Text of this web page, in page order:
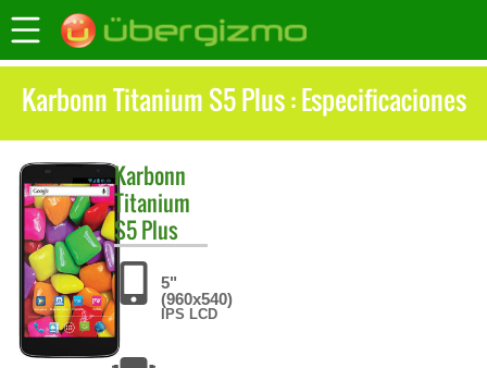
Karbonn Titanium S5 Plus : Especificaciones
Karbonn
Titanium
S5 Plus
5"
(960x540)
IPS LCD